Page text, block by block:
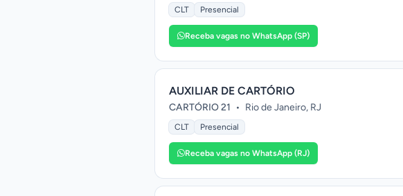
CLT Presencial
Receba vagas no WhatsApp (SP)
AUXILIAR DE CARTÓRIO
CARTÓRIO 21 • Rio de Janeiro, RJ
CLT Presencial
Receba vagas no WhatsApp (RJ)